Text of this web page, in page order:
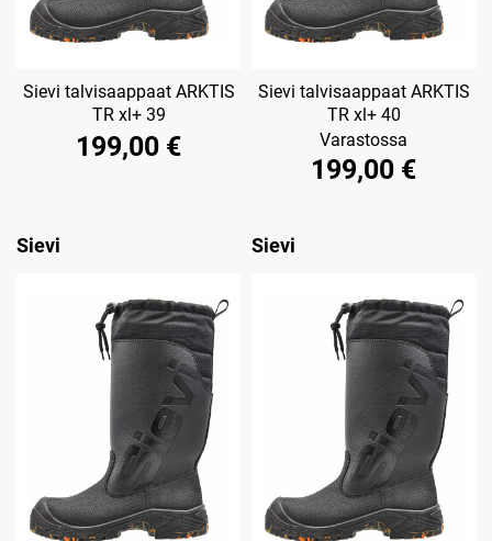
Sievi talvisaappaat ARKTIS
TR xl+ 39
199,00 €
Sievi talvisaappaat ARKTIS
TR xl+ 40
Varastossa
199,00 €
Sievi Sievi